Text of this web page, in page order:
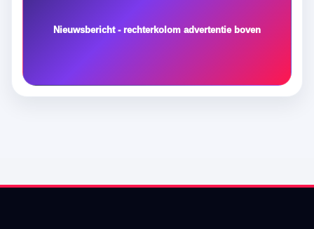
Nieuwsbericht - rechterkolom advertentie boven